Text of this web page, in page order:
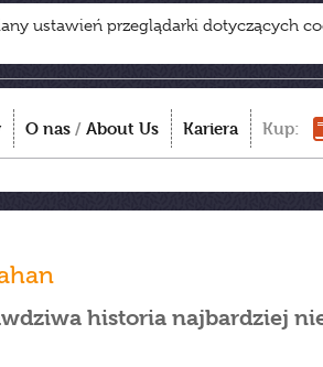
ustawień przeglądarki dotyczących
O nas / About Us Kariera Kup:
historia najbardziej